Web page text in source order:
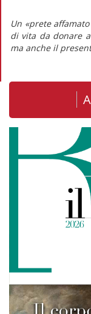
Un «prete
di vita da donare
ma anche il